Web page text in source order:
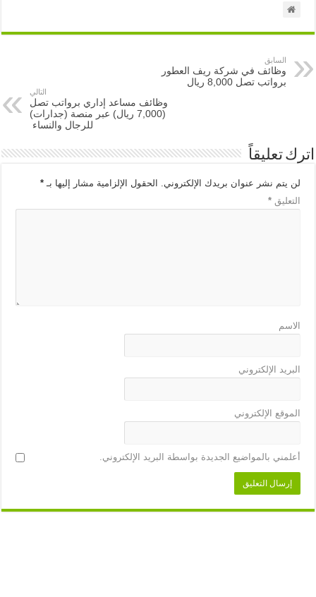
السابق
وظائف في شركة ريف العطور
برواتب تصل 8,000 ريال
التالي
وظائف مساعد إداري برواتب تصل
(7,000 ريال) عبر منصة (جدارات)
للرجال والنساء
اترك تعليقاً
لن يتم نشر عنوان بريدك الإلكتروني. الحقول الإلزامية مشار إليها بـ*
التعليق*
الاسم
البريد الإلكتروني
الموقع الإلكتروني
أعلمني بالمواضيع الجديدة بواسطة البريد الإلكتروني.